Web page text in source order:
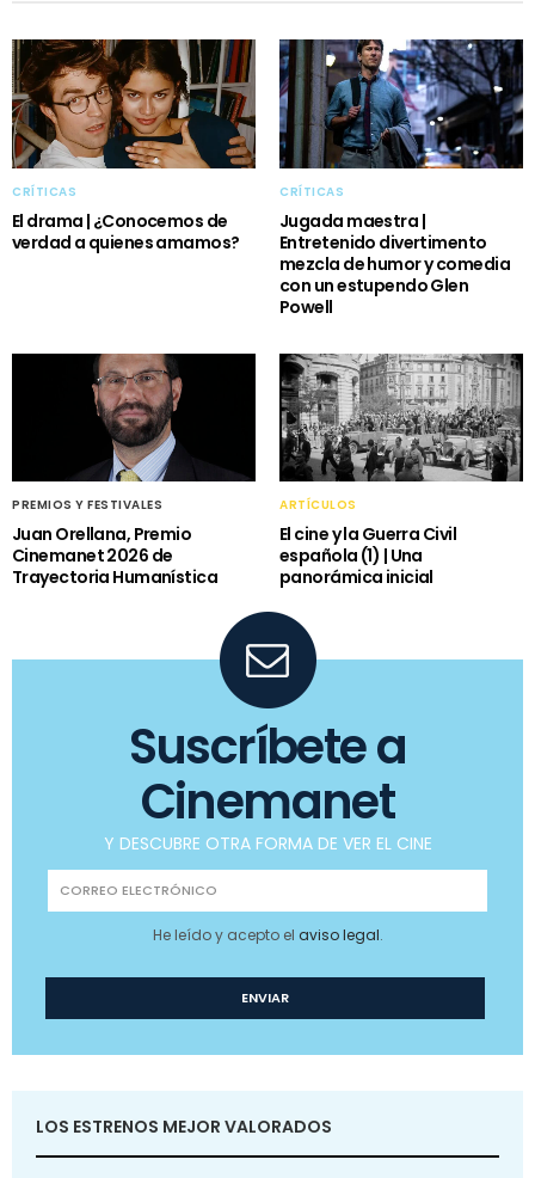
CRÍTICAS
El drama | ¿Conocemos de
verdad a quienes amamos?
CRÍTICAS
Jugada maestra |
Entretenido divertimento
mezcla de humor y comedia
con un estupendo Glen
Powell
PREMIOS Y FESTIVALES
Juan Orellana, Premio
Cinemanet 2026 de
Trayectoria Humanística
ARTÍCULOS
El cine y la Guerra Civil
española (1) | Una
panorámica inicial
Suscríbete a
Cinemanet
Y DESCUBRE OTRA FORMA DE VER EL CINE
He leído y acepto el aviso legal.
LOS ESTRENOS MEJOR VALORADOS